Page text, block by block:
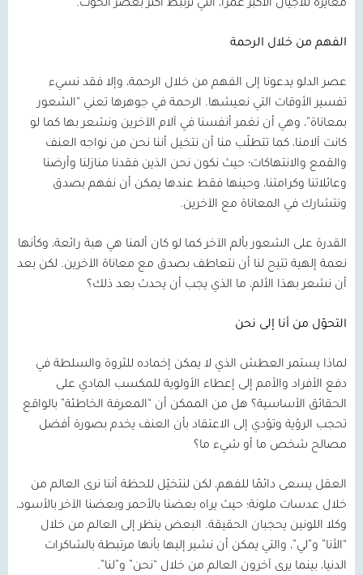
مغايرة للأجيال الأكبر عمرًا، التي ترتبط أكثر بعصر الحوت.
الفهم من خلال الرحمة
عصر الدلو يدعونا إلى الفهم من خلال الرحمة، وإلا فقد نسيء
تفسير الأوقات التي نعيشها. الرحمة في جوهرها تعني “الشعور
بمعاناة”، وهي أن نغمر أنفسنا في آلام الآخرين ونشعر بها كما لو
كانت آلامنا، كما تتطلّب منا أن نتخيل أننا نحن من نواجه العنف
والقمع والانتهاكات؛ حيث نكون نحن الذين فقدنا منازلنا وأرضنا
وعائلاتنا وكرامتنا، وحينها فقط عندها يمكن أن نفهم بصدق
ونتشارك في المعاناة مع الآخرين.
القدرة على الشعور بألم الآخر كما لو كان ألمنا هي هبة رائعة، وكأنها
نعمة إلهية تتيح لنا أن نتعاطف بصدق مع معاناة الآخرين. لكن بعد
أن نشعر بهذا الألم، ما الذي يجب أن يحدث بعد ذلك؟
التحوّل من أنا إلى نحن
لماذا يستمر العطش الذي لا يمكن إخماده للثروة والسلطة في
دفع الأفراد والأمم إلى إعطاء الأولوية للمكسب المادي على
الحقائق الأساسية؟ هل من الممكن أن “المعرفة الخاطئة” بالواقع
تحجب الرؤية وتؤدي إلى الاعتقاد بأن العنف يخدم بصورة أفضل
مصالح شخص ما أو شيء ما؟
العقل يسعى دائمًا للفهم، لكن لنتخيّل للحظة أننا نرى العالم من
خلال عدسات ملونة؛ حيث يراه بعضنا بالأحمر وبعضنا الآخر بالأسود،
وكلا اللونين يحجبان الحقيقة. البعض ينظر إلى العالم من خلال
“الأنا” و”لي”، والتي يمكن أن نشير إليها بأنها مرتبطة بالشاكرات
الدنيا، بينما يرى آخرون العالم من خلال “نحن” و”لنا”.